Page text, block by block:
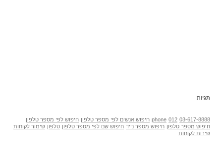
תגיות
03-617-8888
012
phone חיפוש אנשים לפי מספר טלפון חיפוש לפי מספר טלפון
חיפוש מספר טלפון חיפוש מספר נייד חיפוש שם לפי מספר טלפון טלפון שימור לקוחות
שירות לקוחות